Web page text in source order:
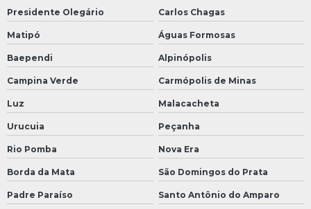
Presidente Olegário Carlos Chagas
Matipó Águas Formosas
Baependi Alpinópolis
Campina Verde Carmópolis de Minas
Luz Malacacheta
Urucuia Peçanha
Rio Pomba Nova Era
Borda da Mata São Domingos do Prata
Padre Paraíso Santo Antônio do Amparo